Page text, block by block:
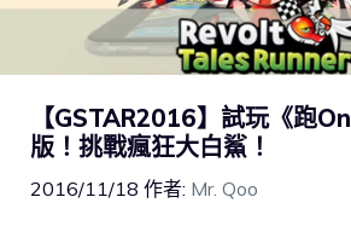
【GSTAR2016】試玩《跑
版！挑戰瘋狂大白鯊！
2016/11/18 作者: Mr. Qoo